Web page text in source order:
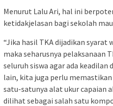
Menurut Lalu Ari, hal ini
ketidakjelasan bagi sekolah
“Jika hasil TKA dijadikan syarat
maka seharusnya pelaksanaan
seluruh siswa agar ada keadilan
lain, kita juga perlu
satu-satunya alat ukur capaian
dilihat sebagai salah satu